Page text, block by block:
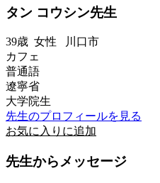
タン コウシン先生
39歳 女性 川口市
カフェ
普通語
遼寧省
大学院生
先生のプロフィールを見る
お気に入りに追加
先生からメッセージ